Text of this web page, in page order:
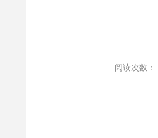
阅读次数：